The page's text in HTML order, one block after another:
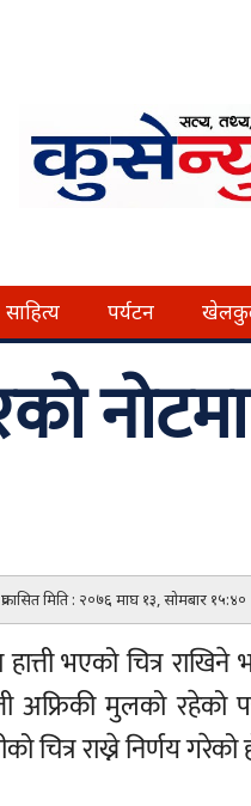
साहित्य पर्यटन
प्रकासित मिति : २०७६ माघ १३, सोमबार १५:४०
भएको चित्र
अफ्रिकी मुलको रहेको
चित्र राख्ने निर्णय गरेको